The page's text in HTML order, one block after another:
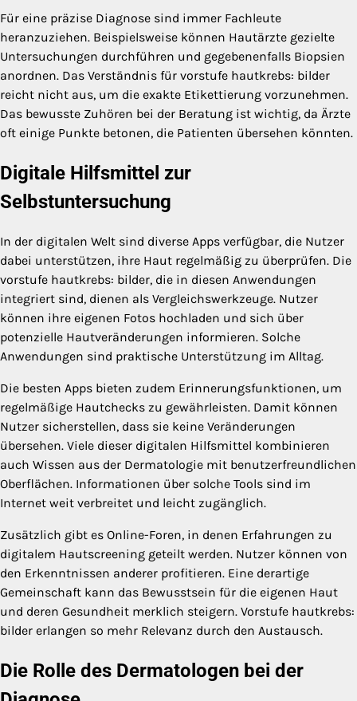
Für eine präzise Diagnose sind immer Fachleute
heranzuziehen. Beispielsweise können Hautärzte gezielte
Untersuchungen durchführen und gegebenenfalls Biopsien
anordnen. Das Verständnis für vorstufe hautkrebs: bilder
reicht nicht aus, um die exakte Etikettierung vorzunehmen.
Das bewusste Zuhören bei der Beratung ist wichtig, da Ärzte
oft einige Punkte betonen, die Patienten übersehen könnten.
Digitale Hilfsmittel zur
Selbstuntersuchung
In der digitalen Welt sind diverse Apps verfügbar, die Nutzer
dabei unterstützen, ihre Haut regelmäßig zu überprüfen. Die
vorstufe hautkrebs: bilder, die in diesen Anwendungen
integriert sind, dienen als Vergleichswerkzeuge. Nutzer
können ihre eigenen Fotos hochladen und sich über
potenzielle Hautveränderungen informieren. Solche
Anwendungen sind praktische Unterstützung im Alltag.
Die besten Apps bieten zudem Erinnerungsfunktionen, um
regelmäßige Hautchecks zu gewährleisten. Damit können
Nutzer sicherstellen, dass sie keine Veränderungen
übersehen. Viele dieser digitalen Hilfsmittel kombinieren
auch Wissen aus der Dermatologie mit benutzerfreundlichen
Oberflächen. Informationen über solche Tools sind im
Internet weit verbreitet und leicht zugänglich.
Zusätzlich gibt es Online-Foren, in denen Erfahrungen zu
digitalem Hautscreening geteilt werden. Nutzer können von
den Erkenntnissen anderer profitieren. Eine derartige
Gemeinschaft kann das Bewusstsein für die eigenen Haut
und deren Gesundheit merklich steigern. Vorstufe hautkrebs:
bilder erlangen so mehr Relevanz durch den Austausch.
Die Rolle des Dermatologen bei der